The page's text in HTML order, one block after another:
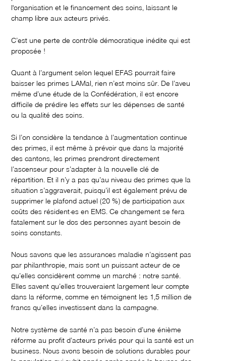
l'organisation et le financement des soins, laissant le
champ libre aux acteurs privés.
C’est une perte de contrôle démocratique inédite qui est
proposée !
Quant à l’argument selon lequel EFAS pourrait faire
baisser les primes LAMal, rien n’est moins sûr. De l’aveu
même d’une étude de la Confédération, il est encore
difficile de prédire les effets sur les dépenses de santé
ou la qualité des soins.
Si l’on considère la tendance à l’augmentation continue
des primes, il est même à prévoir que dans la majorité
des cantons, les primes prendront directement
l’ascenseur pour s’adapter à la nouvelle clé de
répartition. Et il n’y a pas qu’au niveau des primes que la
situation s’aggraverait, puisqu’il est également prévu de
supprimer le plafond actuel (20 %) de participation aux
coûts des résident·es en EMS. Ce changement se fera
fatalement sur le dos des personnes ayant besoin de
soins constants.
Nous savons que les assurances maladie n’agissent pas
par philanthropie, mais sont un puissant acteur de ce
qu’elles considèrent comme un marché : notre santé.
Elles savent qu’elles trouveraient largement leur compte
dans la réforme, comme en témoignent les 1,5 million de
francs qu’elles investissent dans la campagne.
Notre système de santé n’a pas besoin d’une énième
réforme au profit d’acteurs privés pour qui la santé est un
business. Nous avons besoin de solutions durables pour